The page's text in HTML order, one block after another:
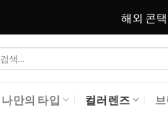
해외 콘
:
나만의 타입 컬러렌즈